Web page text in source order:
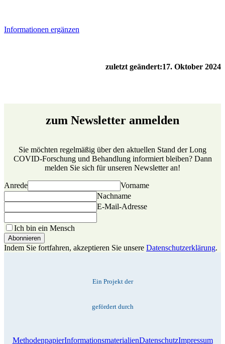
Informationen ergänzen
zuletzt geändert:17. Oktober 2024
zum Newsletter anmelden
Sie möchten regelmäßig über den aktuellen Stand der Long
COVID-Forschung und Behandlung informiert bleiben? Dann
melden Sie sich für unseren Newsletter an!
Anrede
Vorname
Nachname
E-Mail-Adresse
Ich bin ein Mensch
Indem Sie fortfahren, akzeptieren Sie unsere Datenschutzerklärung.
Ein Projekt der
gefördert durch
MethodenpapierInformationsmaterialienDatenschutzImpressum